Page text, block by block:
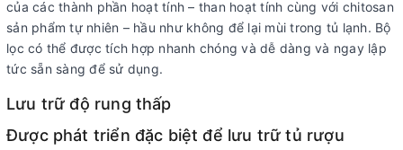
của các thành phần hoạt tính – than hoạt tính cùng với chitosan
sản phẩm tự nhiên – hầu như không để lại mùi trong tủ lạnh. Bộ
lọc có thể được tích hợp nhanh chóng và dễ dàng và ngay lập
tức sẵn sàng để sử dụng.
Lưu trữ độ rung thấp
Được phát triển đặc biệt để lưu trữ tủ rượu